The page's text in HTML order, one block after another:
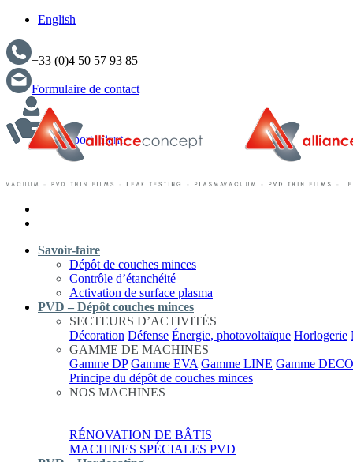
English
+33 (0)4 50 57 93 85
Formulaire de contact
Support client
Savoir-faire
Dépôt de couches minces
Contrôle d’étanchéité
Activation de surface plasma
PVD – Dépôt couches minces
SECTEURS D’ACTIVITÉS
Décoration Défense Énergie, photovoltaïque Horlogerie
GAMME DE MACHINES
Gamme DP Gamme EVA Gamme LINE Gamme
Principe du dépôt de couches minces
NOS MACHINES
RÉNOVATION DE BÂTIS
MACHINES SPÉCIALES PVD